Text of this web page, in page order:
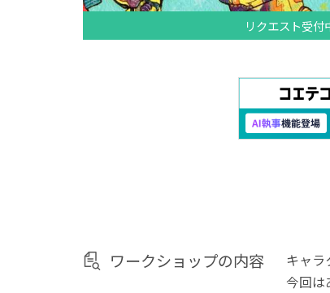
リクエスト受付
ワークショップの内容
キャラ
今回は